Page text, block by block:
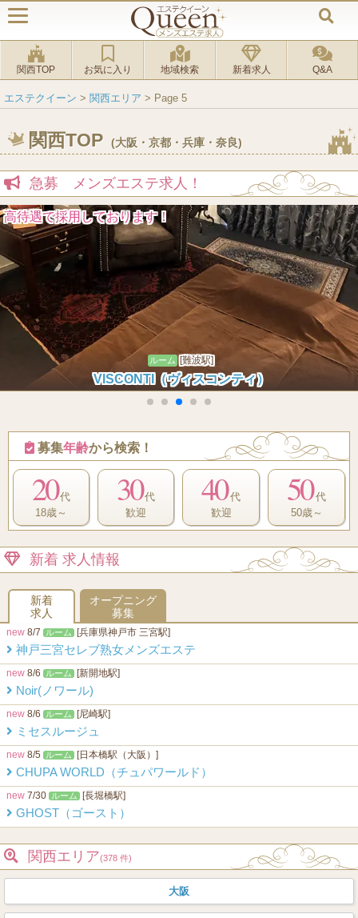
関西TOP お気に入り 地域検索 新着求人 Q&A
エステクイーン > 関西エリア > Page 5
関西TOP (大阪・京都・兵庫・奈良)
急募 メンズエステ求人！
ルーム[大阪日本橋駅]
Mrs YOLU SPA
募集年齢から検索！
20 代
18歳～
30 代
歓迎
40 代
歓迎
50 代
50歳～
新着 求人情報
新着
求人
オープニング
募集
new 8/7 ルーム [兵庫県神戸市 三宮駅]
神戸三宮セレブ熟女メンズエステ
new 8/6 ルーム [新開地駅]
Noir(ノワール)
new 8/6 ルーム [尼崎駅]
ミセスルージュ
new 8/5 ルーム [日本橋駅（大阪）]
CHUPA WORLD（チュパワールド）
new 7/30 ルーム [長堀橋駅]
GHOST（ゴースト）
関西エリア(378 件)
大阪